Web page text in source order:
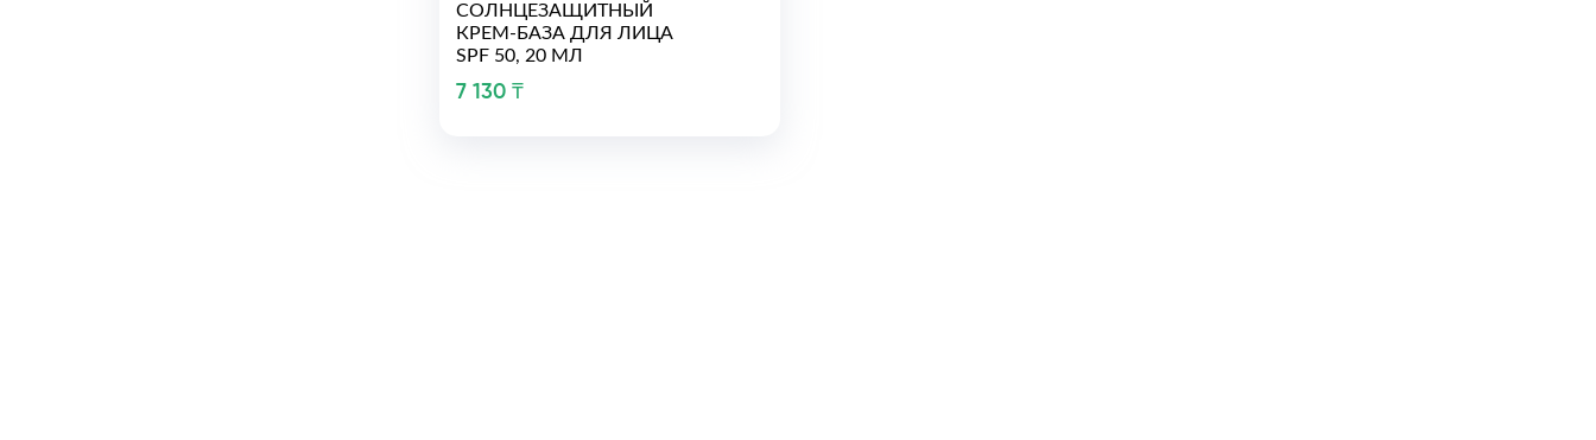
СОЛНЦЕЗАЩИТНЫЙ
КРЕМ-БАЗА ДЛЯ ЛИЦА
SPF 50, 20 МЛ
7 130 ₸